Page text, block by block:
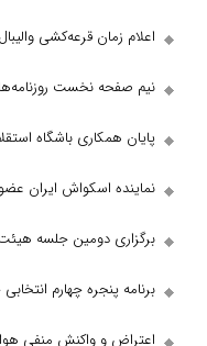
قرعه‌کشی والیبال قهرمانی
روزنامه‌های ورزشی ۱۵ مرداد
باشگاه استقلال با رامین
ایران عضو هیئت ژوری
دومین جلسه هیئت رئیسه فدراسیون
چهارم انتخابی جام جهانی
واکنش منفی هواداران به حضور